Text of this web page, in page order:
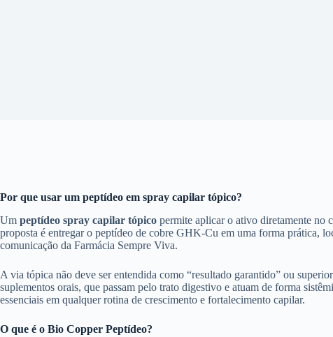
Por que usar um peptídeo em spray capilar tópico?
Um peptídeo spray capilar tópico permite aplicar o ativo diretamente no
proposta é entregar o peptídeo de cobre GHK-Cu em uma forma prática,
comunicação da Farmácia Sempre Viva.
A via tópica não deve ser entendida como “resultado garantido” ou
suplementos orais, que passam pelo trato digestivo e atuam de forma
essenciais em qualquer rotina de crescimento e fortalecimento capilar.
O que é o Bio Copper Peptídeo?